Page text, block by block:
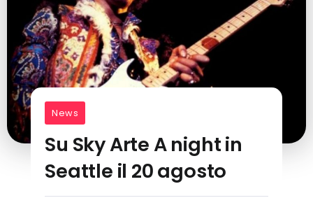
News
Su Sky Arte A night in
Seattle il 20 agosto